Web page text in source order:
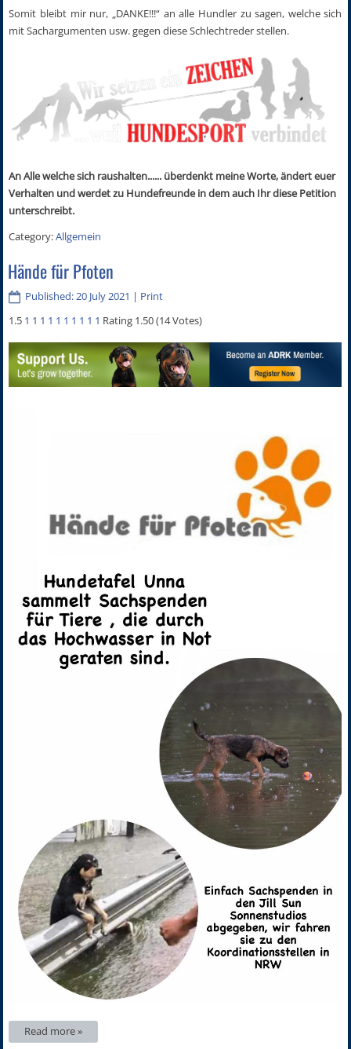
Somit bleibt mir nur, „DANKE!!!“ an alle Hundler zu sagen, welche sich
mit Sachargumenten usw. gegen diese Schlechtreder stellen.
An Alle welche sich raushalten...... überdenkt meine Worte, ändert euer
Verhalten und werdet zu Hundefreunde in dem auch Ihr diese Petition
unterschreibt.
Category:Allgemein
Hände für Pfoten
Published: 20 July 2021 | Print
1.5 1 1 1 1 1 1 1 1 1 1 Rating 1.50 (14 Votes)
Read more »